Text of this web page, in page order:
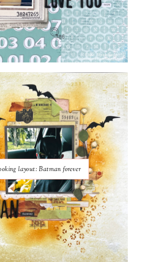
layout: Batman forever